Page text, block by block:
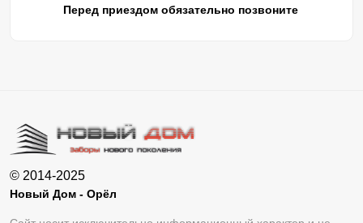
Перед приездом обязательно позвоните
© 2014-2025
Новый Дом - Орёл